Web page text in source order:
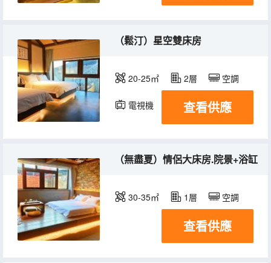
（鬆汀）星空雙床房
20-25㎡ 2層 空調
電視機 查看供應
（無盡夏）情侶大床房.院景+浴缸
30-35㎡ 1層 空調
查看供應